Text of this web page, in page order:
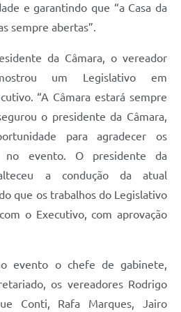
e garantindo que “a Casa da
sempre abertas”.
da Câmara, o vereador
um Legislativo em
“A Câmara estará sempre
o presidente da Câmara,
para agradecer os
no evento. O presidente da
a condução da atual
que os trabalhos do Legislativo
o Executivo, com aprovação
evento o chefe de gabinete,
os vereadores Rodrigo
Conti, Rafa Marques, Jairo